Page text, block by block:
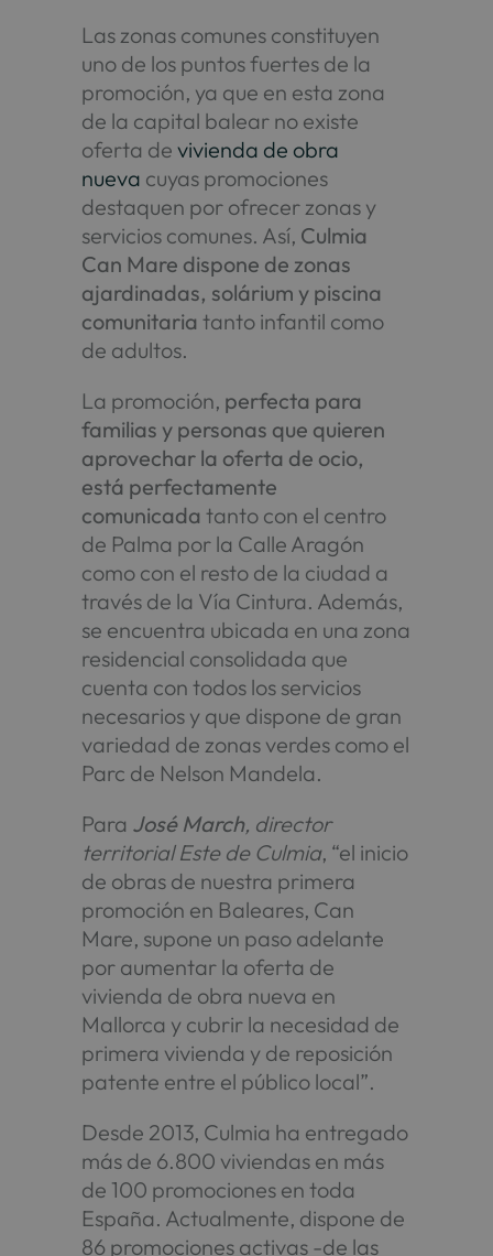
Las zonas comunes constituyen
uno de los puntos fuertes de la
promoción, ya que en esta zona
de la capital balear no existe
oferta devivienda de obra
nueva cuyas promociones
destaquen por ofrecer zonas y
servicios comunes. Así, Culmia
Can Mare dispone de zonas
ajardinadas, solárium y piscina
comunitaria tanto infantil como
de adultos.
La promoción, perfecta para
familias y personas que quieren
aprovechar la oferta de ocio,
está perfectamente
comunicada tanto con el centro
de Palma por la Calle Aragón
como con el resto de la ciudad a
través de la Vía Cintura. Además,
se encuentra ubicada en una zona
residencial consolidada que
cuenta con todos los servicios
necesarios y que dispone de gran
variedad de zonas verdes como el
Parc de Nelson Mandela.
Para José March, director
territorial Este de Culmia, “el inicio
de obras de nuestra primera
promoción en Baleares, Can
Mare, supone un paso adelante
por aumentar la oferta de
vivienda de obra nueva en
Mallorca y cubrir la necesidad de
primera vivienda y de reposición
patente entre el público local”.
Desde 2013, Culmia ha entregado
más de 6.800 viviendas en más
de 100 promociones en toda
España. Actualmente, dispone de
86 promociones activas -de las